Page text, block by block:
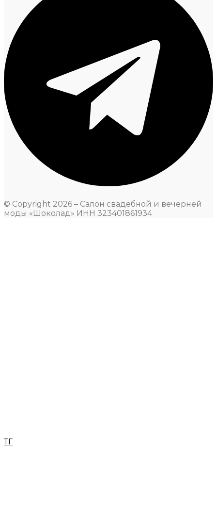
© Copyright 2026 – Салон свадебной и вечерней
моды «Шоколад» ИНН 323401861934
ТГ